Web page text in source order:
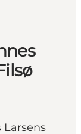
Larsens